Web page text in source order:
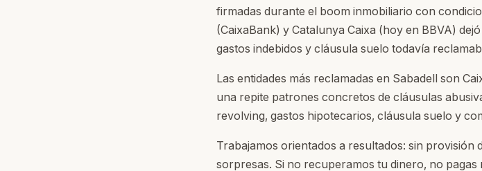
firmadas durante el boom inmobiliario con
(CaixaBank) y Catalunya Caixa (hoy en BBVA)
gastos indebidos y cláusula suelo todavía
Las entidades más reclamadas en Sabadell son
una repite patrones concretos de cláusulas
revolving, gastos hipotecarios, cláusula suelo y
Trabajamos orientados a resultados: sin provisión
sorpresas. Si no recuperamos tu dinero, no